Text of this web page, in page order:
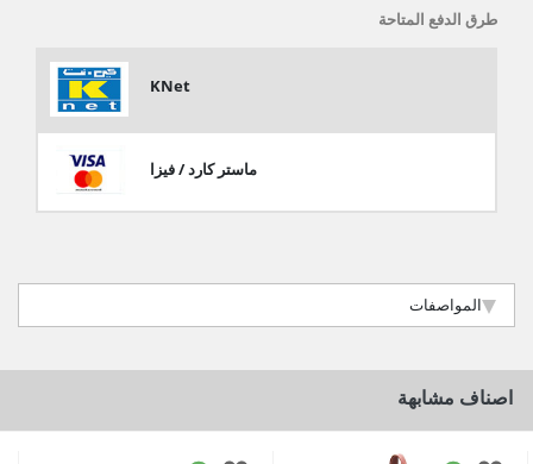
طرق الدفع المتاحة
KNet
ماستر كارد / فيزا
المواصفات
اصناف مشابهة